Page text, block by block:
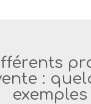
:
exemples